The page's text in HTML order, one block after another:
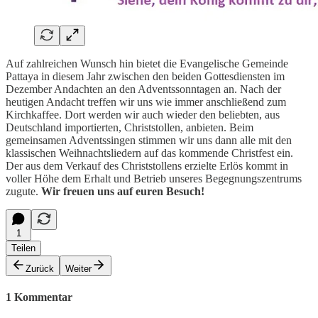
Auf zahlreichen Wunsch hin bietet die Evangelische Gemeinde
Pattaya in diesem Jahr zwischen den beiden Gottesdiensten im
Dezember Andachten an den Adventssonntagen an. Nach der
heutigen Andacht treffen wir uns wie immer anschließend zum
Kirchkaffee. Dort werden wir auch wieder den beliebten, aus
Deutschland importierten, Christstollen, anbieten. Beim
gemeinsamen Adventssingen stimmen wir uns dann alle mit den
klassischen Weihnachtsliedern auf das kommende Christfest ein.
Der aus dem Verkauf des Christstollens erzielte Erlös kommt in
voller Höhe dem Erhalt und Betrieb unseres Begegnungszentrums
zugute. Wir freuen uns auf euren Besuch!
1
Teilen
Zurück
Weiter
1 Kommentar